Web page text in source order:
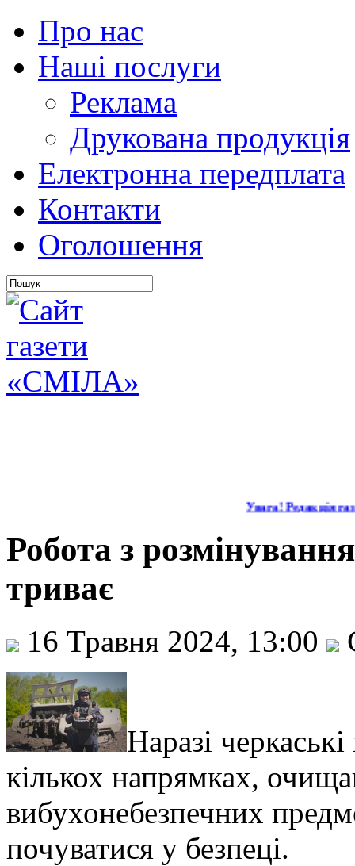
Про нас
Наші послуги
Реклама
Друкована продукція
Електронна передплата
Контакти
Оголошення
Увага! Редакція
Робота з
триває
16 Травня 2024, 13:00
Наразі
кількох напрямках,
вибухонебезпечних
почуватися у безпеці.